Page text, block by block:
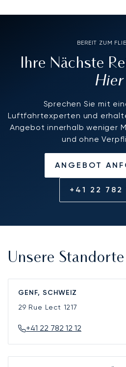
BEREIT ZUM
Ihre Nächste
Hier
Sprechen Sie mit
Luftfahrtexperten und
Angebot innerhalb weniger
und ohne
ANGEBOT
+41 22 782
Unsere Standorte
GENF, SCHWEIZ
29 Rue Lect 1217
+41 22 782 12 12